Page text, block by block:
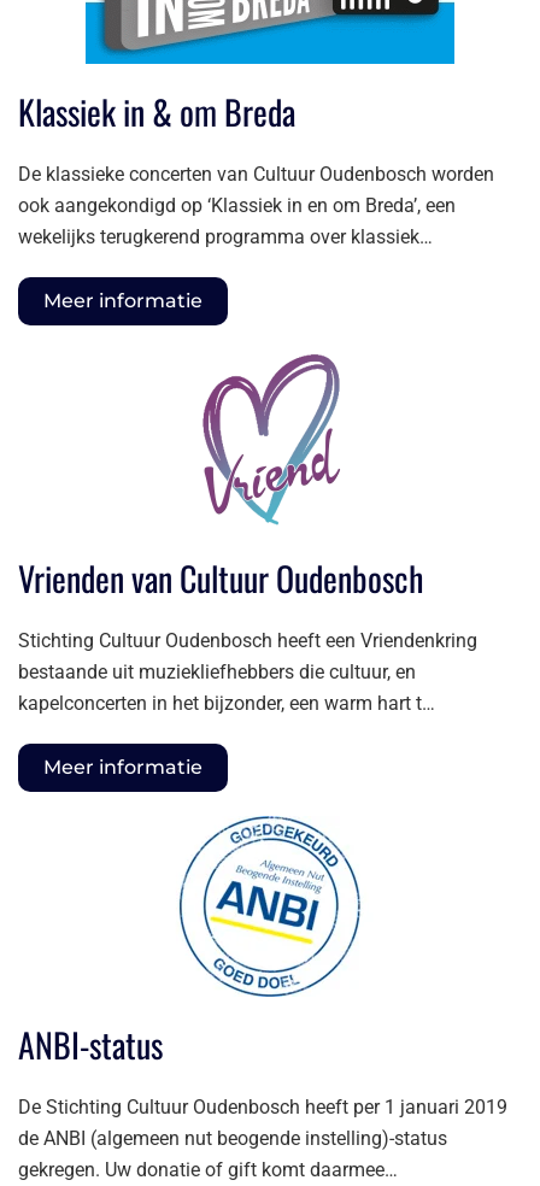
Klassiek in & om Breda
De klassieke concerten van Cultuur Oudenbosch worden
ook aangekondigd op ‘Klassiek in en om Breda’, een
wekelijks terugkerend programma over klassiek…
Meer informatie
Vrienden van Cultuur Oudenbosch
Stichting Cultuur Oudenbosch heeft een Vriendenkring
bestaande uit muziekliefhebbers die cultuur, en
kapelconcerten in het bijzonder, een warm hart t…
Meer informatie
ANBI-status
De Stichting Cultuur Oudenbosch heeft per 1 januari 2019
de ANBI (algemeen nut beogende instelling)-status
gekregen. Uw donatie of gift komt daarmee…